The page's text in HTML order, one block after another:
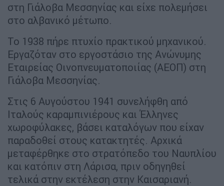
στη Γιάλοβα Μεσσηνίας και είχε πολεμήσει
στο αλβανικό μέτωπο.
Το 1938 πήρε πτυχίο πρακτικού μηχανικού.
Εργαζόταν στο εργοστάσιο της Ανώνυμης
Εταιρείας Οινοπνευματοποιίας (ΑΕΟΠ) στη
Γιάλοβα Μεσσηνίας.
Στις 6 Αυγούστου 1941 συνελήφθη από
Ιταλούς καραμπινιέρους και Έλληνες
χωροφύλακες, βάσει καταλόγων που είχαν
παραδοθεί στους κατακτητές. Αρχικά
μεταφέρθηκε στο στρατόπεδο του Ναυπλίου
και κατόπιν στη Λάρισα, πριν οδηγηθεί
τελικά στην εκτέλεση στην Καισαριανή.